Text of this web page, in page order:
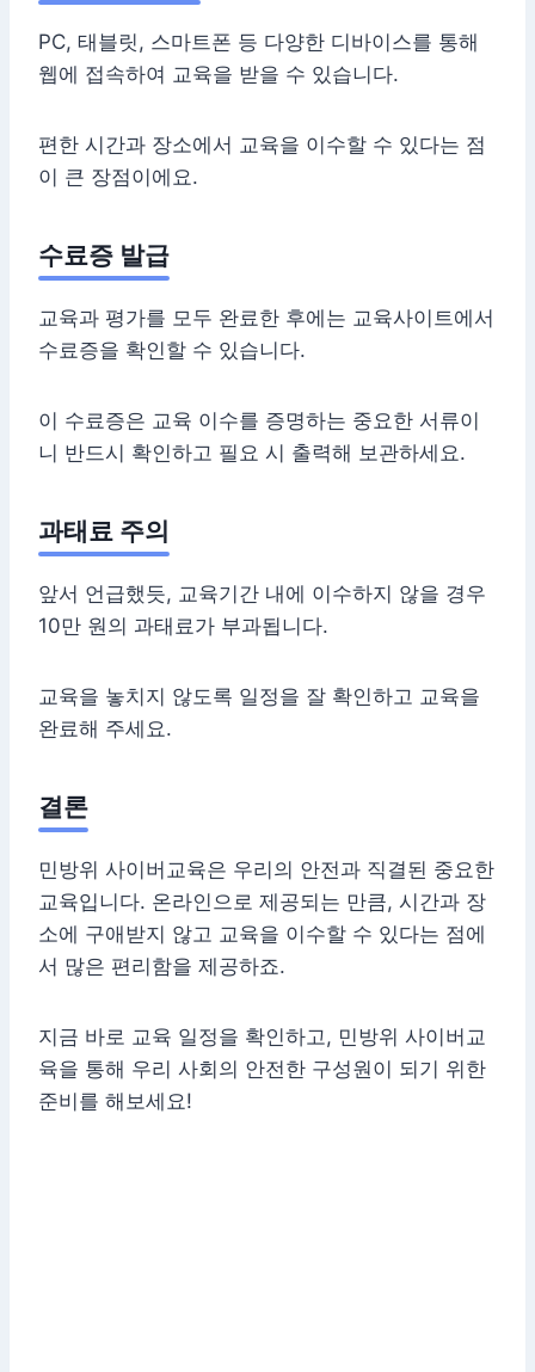
PC, 태블릿, 스마트폰 등 다양한 디바이스를 통해
웹에 접속하여 교육을 받을 수 있습니다.
편한 시간과 장소에서 교육을 이수할 수 있다는 점
이 큰 장점이에요.
수료증 발급
교육과 평가를 모두 완료한 후에는 교육사이트에서
수료증을 확인할 수 있습니다.
이 수료증은 교육 이수를 증명하는 중요한 서류이
니 반드시 확인하고 필요 시 출력해 보관하세요.
과태료 주의
앞서 언급했듯, 교육기간 내에 이수하지 않을 경우
10만 원의 과태료가 부과됩니다.
교육을 놓치지 않도록 일정을 잘 확인하고 교육을
완료해 주세요.
결론
민방위 사이버교육은 우리의 안전과 직결된 중요한
교육입니다. 온라인으로 제공되는 만큼, 시간과 장
소에 구애받지 않고 교육을 이수할 수 있다는 점에
서 많은 편리함을 제공하죠.
지금 바로 교육 일정을 확인하고, 민방위 사이버교
육을 통해 우리 사회의 안전한 구성원이 되기 위한
준비를 해보세요!